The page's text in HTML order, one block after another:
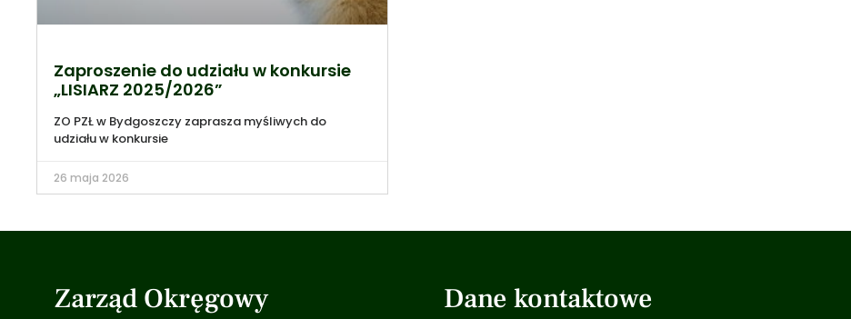
Zaproszenie do udziału w konkursie
„LISIARZ 2025/2026”
ZO PZŁ w Bydgoszczy zaprasza myśliwych do
udziału w konkursie
26 maja 2026
Zarząd Okręgowy Dane kontaktowe